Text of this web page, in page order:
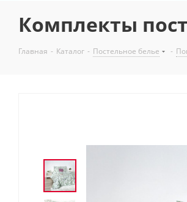
Комплекты
Главная - Каталог - Постельное белье -